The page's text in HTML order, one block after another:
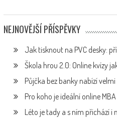
NEJNOVĚJŠÍ PŘÍSPĚVKY
Jak tisknout na PVC desky:
Škola hrou 2.0: Online kvízy
Půjčka bez banky nabízí
Pro koho je ideální online
Léto je tady a s ním přichází